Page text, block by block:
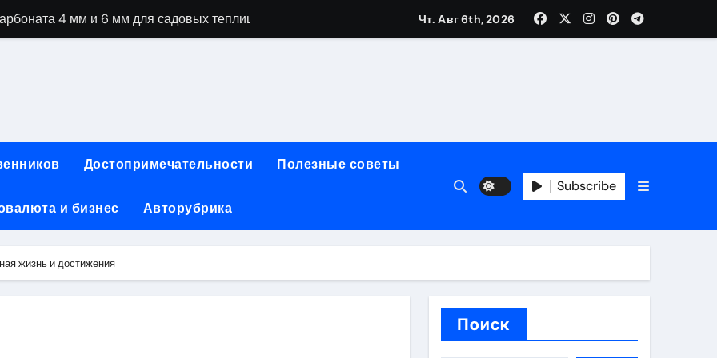
4 мм и 6 мм для садовых теплиц
алгоритмы работы, интерфейсы и совместимость двухкамерного ЭКС Apollo DR
чемоданов разных производителей: характеристики и маневренность
за 5 минут без верификации и банков с пополнением в стейблкоинах
и офисы продаж: контакты, адреса и режим работы
Чт. Авг 6th, 2026
Достопримечательности Полезные советы
и бизнес Авторубрика
Subscribe
жизнь и достижения
Поиск